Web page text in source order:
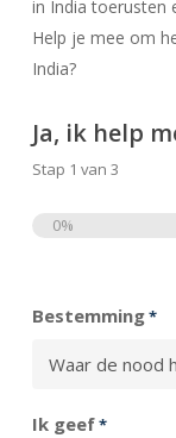
in India toerusten
Help je mee om
India?
Ja, ik help
Stap 1 van 3
0%
Bestemming*
Ik geef*